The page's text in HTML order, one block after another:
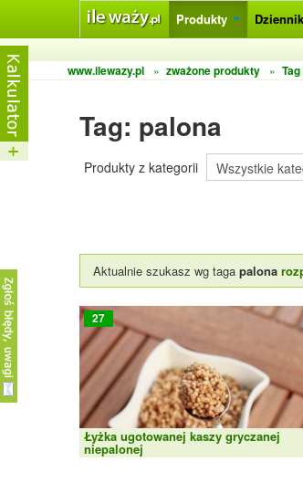
Produkty Dziennik
www.ilewazy.pl
» zważone produkty »
Tag: palona
Produkty z kategorii
Aktualnie szukasz wg taga palona
27
Łyżka ugotowanej kaszy gryczanej
niepalonej